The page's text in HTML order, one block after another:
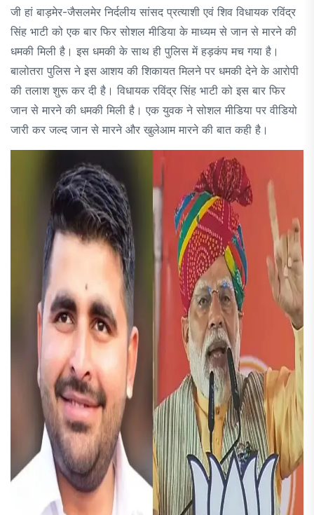
जी हां बाड़मेर-जैसलमेर निर्दलीय सांसद प्रत्याशी एवं शिव विधायक रविंद्र
सिंह भाटी को एक बार फिर सोशल मीडिया के माध्यम से जान से मारने की
धमकी मिली है। इस धमकी के साथ ही पुलिस में हड़कंप मच गया है।
बालोतरा पुलिस ने इस आशय की शिकायत मिलने पर धमकी देने के आरोपी
की तलाश शुरू कर दी है। विधायक रविंद्र सिंह भाटी को इस बार फिर
जान से मारने की धमकी मिली है। एक युवक ने सोशल मीडिया पर वीडियो
जारी कर जल्द जान से मारने और खुलेआम मारने की बात कही है।